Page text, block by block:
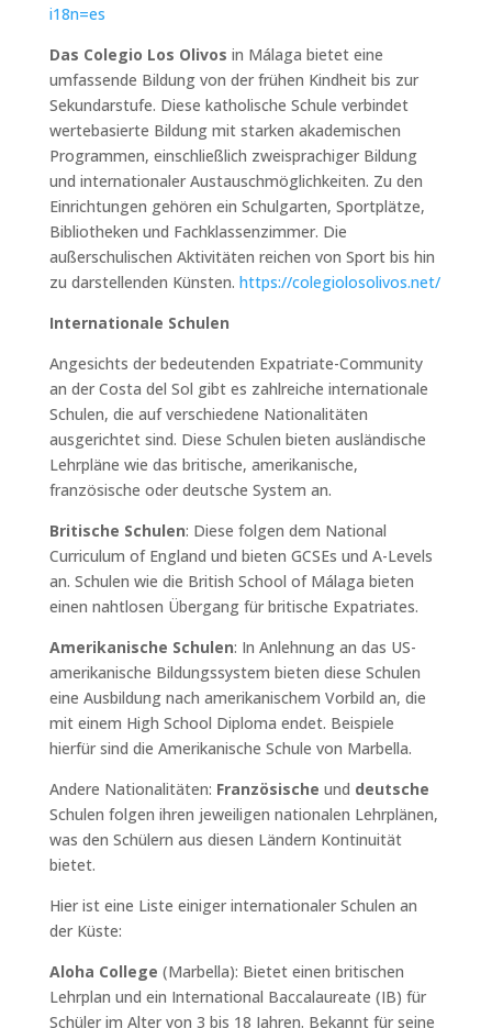
i18n=es
Das Colegio Los Olivos in Málaga bietet eine
umfassende Bildung von der frühen Kindheit bis zur
Sekundarstufe. Diese katholische Schule verbindet
wertebasierte Bildung mit starken akademischen
Programmen, einschließlich zweisprachiger Bildung
und internationaler Austauschmöglichkeiten. Zu den
Einrichtungen gehören ein Schulgarten, Sportplätze,
Bibliotheken und Fachklassenzimmer. Die
außerschulischen Aktivitäten reichen von Sport bis hin
zu darstellenden Künsten. https://colegiolosolivos.net/
Internationale Schulen
Angesichts der bedeutenden Expatriate-Community
an der Costa del Sol gibt es zahlreiche internationale
Schulen, die auf verschiedene Nationalitäten
ausgerichtet sind. Diese Schulen bieten ausländische
Lehrpläne wie das britische, amerikanische,
französische oder deutsche System an.
Britische Schulen: Diese folgen dem National
Curriculum of England und bieten GCSEs und A-Levels
an. Schulen wie die British School of Málaga bieten
einen nahtlosen Übergang für britische Expatriates.
Amerikanische Schulen: In Anlehnung an das US-
amerikanische Bildungssystem bieten diese Schulen
eine Ausbildung nach amerikanischem Vorbild an, die
mit einem High School Diploma endet. Beispiele
hierfür sind die Amerikanische Schule von Marbella.
Andere Nationalitäten: Französische und deutsche
Schulen folgen ihren jeweiligen nationalen Lehrplänen,
was den Schülern aus diesen Ländern Kontinuität
bietet.
Hier ist eine Liste einiger internationaler Schulen an
der Küste:
Aloha College (Marbella): Bietet einen britischen
Lehrplan und ein International Baccalaureate (IB) für
Schüler im Alter von 3 bis 18 Jahren. Bekannt für seine